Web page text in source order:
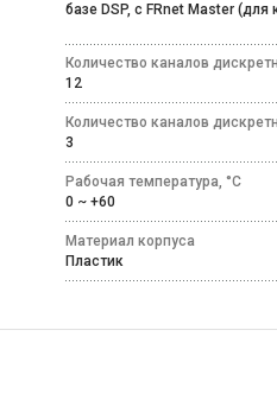
базе DSP, с FRnet Master
Количество каналов
12
Количество каналов
3
Рабочая температура, °C
0 ~ +60
Материал корпуса
Пластик